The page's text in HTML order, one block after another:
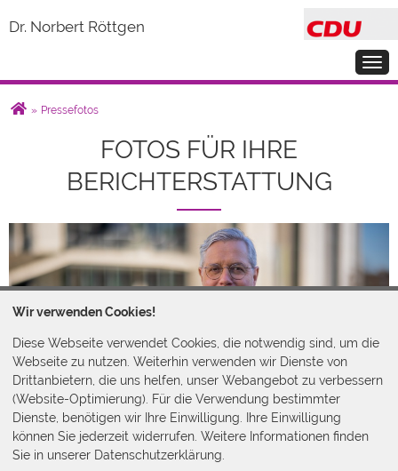
Dr. Norbert Röttgen
Sie sind hier
» Pressefotos
PRESSEFOTOSFOTOS FÜR IHRE
BERICHTERSTATTUNG
Wir verwenden Cookies!
Diese Webseite verwendet Cookies, die notwendig sind, um die
Webseite zu nutzen. Weiterhin verwenden wir Dienste von
Drittanbietern, die uns helfen, unser Webangebot zu verbessern
(Website-Optimierung). Für die Verwendung bestimmter
Dienste, benötigen wir Ihre Einwilligung. Ihre Einwilligung
können Sie jederzeit widerrufen. Weitere Informationen finden
Sie in unserer Datenschutzerklärung.